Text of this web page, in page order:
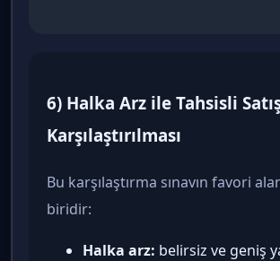
6) Halka Arz ile Tahsisli
Karşılaştırılması
Bu karşılaştırma sınavın favori
biridir:
Halka arz: belirsiz ve geniş